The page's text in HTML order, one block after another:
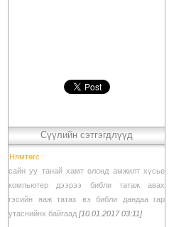
Сүүлийн сэтгэгдлүүд
Нямтөгс :
сайн уу танай хамт олонд амжилт хүсье
компьютер дээрээ библи татаж авах
гэсийн яаж татах вэ библи дандаа гар
утаснийнх байгаад [10.01.2017 03:11]